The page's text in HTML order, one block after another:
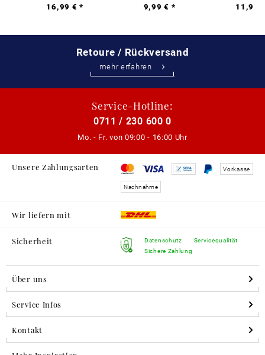
16,99 € *
9,99 € *
11,99
Retoure / Rückversand
mehr erfahren
Service-Hotline:
0711 / 230 600 0
Mo. - Fr. von 09:00 - 16:00 Uhr
Unsere Zahlungsarten Vorkasse
Nachnahme
Wir liefern mit
Sicherheit
Datenschutz
Sichere Zahlung
Servicequalität
Über uns
Service Infos
Kontakt